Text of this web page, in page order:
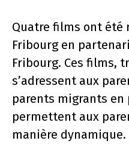
Quatre films ont été
Fribourg en
Fribourg. Ces films,
s’adressent aux
parents migrants
permettent aux
manière dynamique.